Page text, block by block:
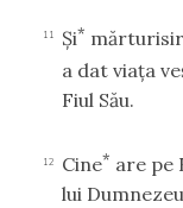
11 Şi*
a dat viaţa
Fiul Său.
12 Cine* are pe
lui